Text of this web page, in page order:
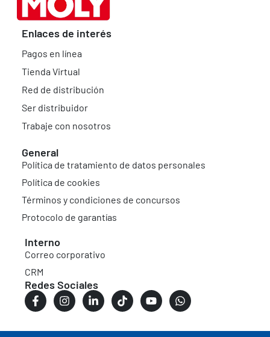
Enlaces de interés
Pagos en línea
Tienda Virtual
Red de distribución
Ser distribuidor
Trabaje con nosotros
General
Política de tratamiento de datos personales
Política de cookies
Términos y condiciones de concursos
Protocolo de garantías
Interno
Correo corporativo
CRM
Redes Sociales